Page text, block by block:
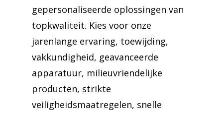
gepersonaliseerde oplossingen van
topkwaliteit. Kies voor onze
jarenlange ervaring, toewijding,
vakkundigheid, geavanceerde
apparatuur, milieuvriendelijke
producten, strikte
veiligheidsmaatregelen, snelle